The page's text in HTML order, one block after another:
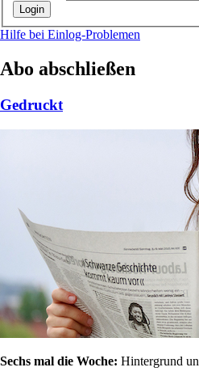
Hilfe bei Einlog-Problemen
Abo abschließen
Gedruckt
Sechs mal die Woche: Hintergrund